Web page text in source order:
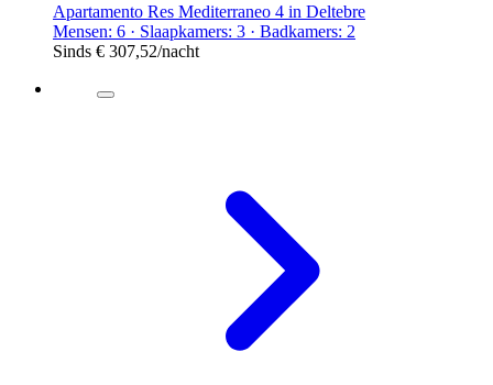
Apartamento Res Mediterraneo 4 in Deltebre
Mensen: 6 · Slaapkamers: 3 · Badkamers: 2
Sinds € 307,52/nacht